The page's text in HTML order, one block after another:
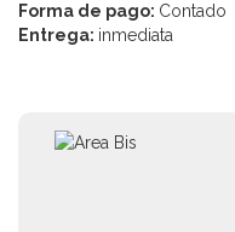
Forma de pago: Contado
Entrega: inmediata